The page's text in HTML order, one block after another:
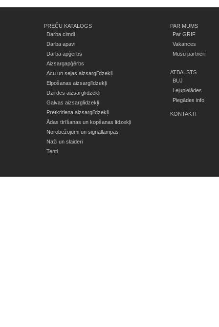
PREČU KATALOGS
Darba cimdi
Darba apavi
Darba apģērbs
Aizsargapģērbs
Acu un sejas aizsarglīdzekļi
Elpošanas aizsarglīdzekļi
Dzirdes aizsarglīdzekļi
Galvas aizsarglīdzekļi
Pretkritiena aizsarglīdzekļi
Ādas tīrīšanas un kopšanas līdzekļi
Norobežojumi un signāllampas
Naži un slaideri
Tenti
PAR MUMS
Par GRIF
Vakances
Mūsu partneri
ATBALSTS
BUJ
Lejupielādes
Piegādes info
KONTAKTI